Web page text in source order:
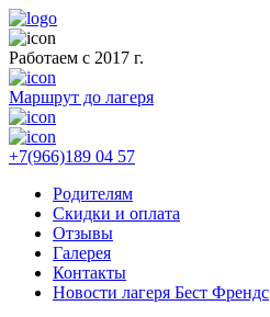
Работаем с 2017 г.
Маршрут до лагеря
+7(966)189 04 57
Родителям
Скидки и оплата
Отзывы
Галерея
Контакты
Новости лагеря Бест Френдс